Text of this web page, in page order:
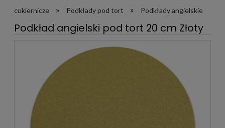
cukiernicze
» Podkłady pod tort » Podkłady angielskie
Podkład angielski pod tort 20 cm Złoty